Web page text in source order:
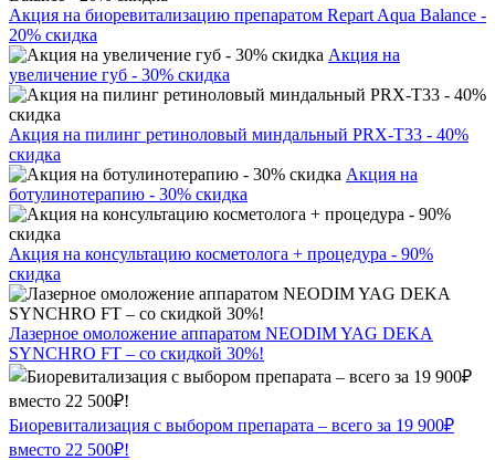
Акция на биоревитализацию препаратом Repart Aqua Balance -
20% скидка
Акция на
увеличение губ - 30% скидка
Акция на пилинг ретиноловый миндальный PRX-T33 - 40%
скидка
Акция на
ботулинотерапию - 30% скидка
Акция на консультацию косметолога + процедура - 90%
скидка
Лазерное омоложение аппаратом NEODIM YAG DEKA
SYNCHRO FT – со скидкой 30%!
Биоревитализация с выбором препарата – всего за 19 900₽
вместо 22 500₽!